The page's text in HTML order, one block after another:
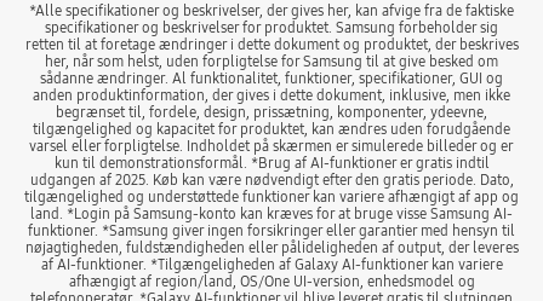
*Alle specifikationer og beskrivelser, der gives her, kan afvige fra de faktiske
specifikationer og beskrivelser for produktet. Samsung forbeholder sig
retten til at foretage ændringer i dette dokument og produktet, der beskrives
her, når som helst, uden forpligtelse for Samsung til at give besked om
sådanne ændringer. Al funktionalitet, funktioner, specifikationer, GUI og
anden produktinformation, der gives i dette dokument, inklusive, men ikke
begrænset til, fordele, design, prissætning, komponenter, ydeevne,
tilgængelighed og kapacitet for produktet, kan ændres uden forudgående
varsel eller forpligtelse. Indholdet på skærmen er simulerede billeder og er
kun til demonstrationsformål. *Brug af AI-funktioner er gratis indtil
udgangen af 2025. Køb kan være nødvendigt efter den gratis periode. Dato,
tilgængelighed og understøttede funktioner kan variere afhængigt af app og
land. *Login på Samsung-konto kan kræves for at bruge visse Samsung AI-
funktioner. *Samsung giver ingen forsikringer eller garantier med hensyn til
nøjagtigheden, fuldstændigheden eller pålideligheden af output, der leveres
af AI-funktioner. *Tilgængeligheden af Galaxy AI-funktioner kan variere
afhængigt af region/land, OS/One UI-version, enhedsmodel og